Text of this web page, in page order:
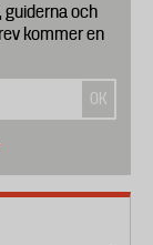
och
kommer en